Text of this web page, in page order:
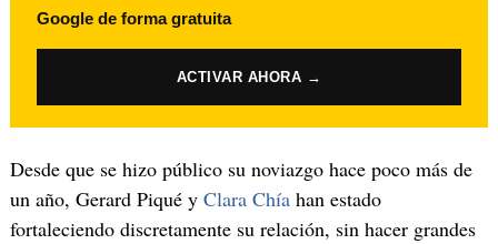
Google de forma gratuita
ACTIVAR AHORA →
Desde que se hizo público su noviazgo hace poco más de
un año, Gerard Piqué y Clara Chíahan estado
fortaleciendo discretamente su relación, sin hacer grandes